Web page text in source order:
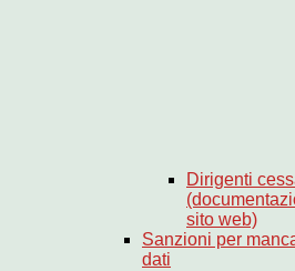
Dirigenti
sito web)
Sanzioni per
dati